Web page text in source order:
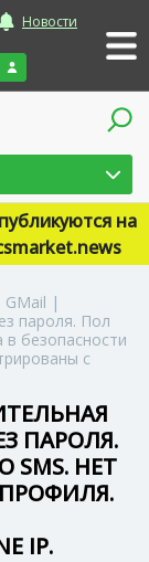
Новости
Войти
на
GMail |
пароля. Пол
безопасности
с
ПАРОЛЯ.
НЕТ
IP.